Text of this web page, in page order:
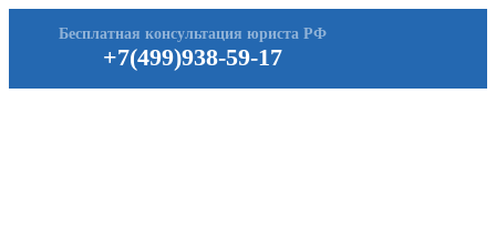
+7(499)938-59-17
Бесплатная консультация юриста РФ